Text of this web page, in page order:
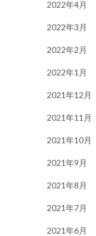
2022年4月
2022年3月
2022年2月
2022年1月
2021年12月
2021年11月
2021年10月
2021年9月
2021年8月
2021年7月
2021年6月